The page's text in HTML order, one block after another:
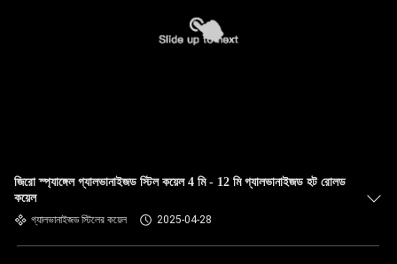
জিরো স্প্যাঙ্গেল গ্যালভানাইজড স্টিল কয়েল 4 মি - 12 মি গ্যালভানাইজড হট রোলড
কয়েল
গ্যালভানাইজড স্টিলের কয়েল 2025-04-28